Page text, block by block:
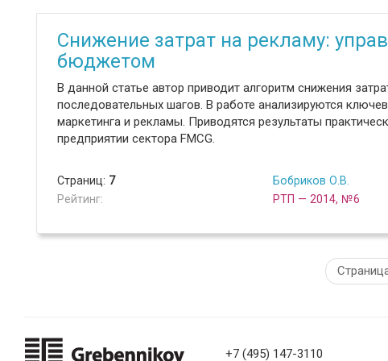
Снижение затрат на рекламу:
бюджетом
В данной статье автор приводит алгоритм снижения
последовательных шагов. В работе анализируются
маркетинга и рекламы. Приводятся результаты
предприятии сектора FMCG.
Страниц: 7
Рейтинг:
Бобриков О.В.
РТП — 2014, №6
+7 (495) 147-3110